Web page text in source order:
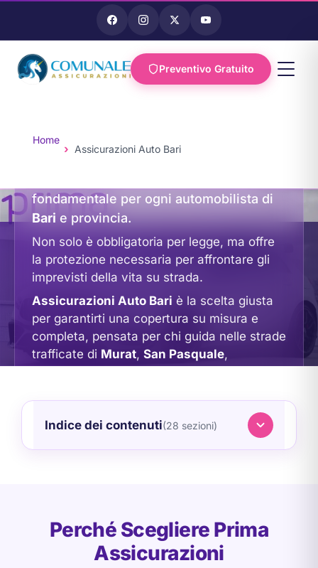
Preventivo Gratuito
Home
Assicurazioni Auto Bari
Immagine generata con intelligenza artificiale
Assicurazioni Auto Bari -
Copertura Completa e
Assicurazioni Bari
fondamentale per ogni automobilista di
Bari e provincia.
Non solo è obbligatoria per legge, ma offre
la protezione necessaria per affrontare gli
imprevisti della vita su strada.
Assicurazioni Auto Bari è la scelta giusta
per garantirti una copertura su misura e
completa, pensata per chi guida nelle strade
trafficate di Murat, San Pasquale,
centro di
Bari.
WhatsApp
Indice dei contenuti(28 sezioni)
Perché Scegliere Prima
Assicurazioni